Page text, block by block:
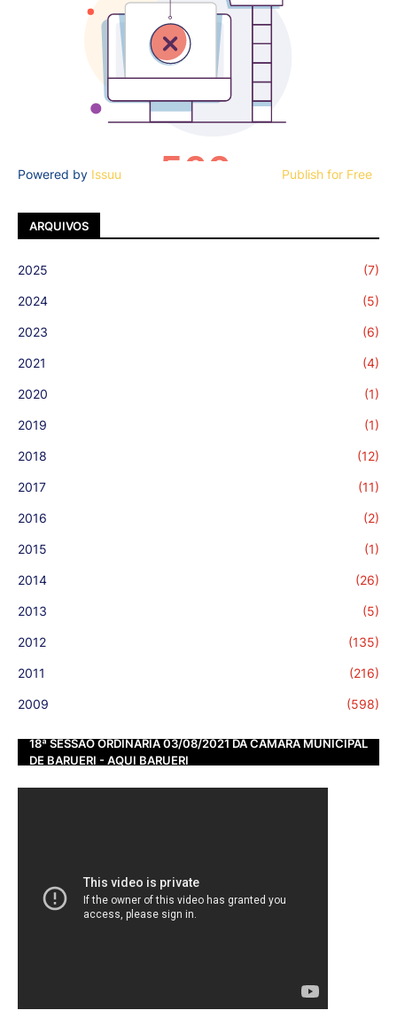
Powered by Issuu Publish for Free
ARQUIVOS
2025 (7)
2024 (5)
2023 (6)
2021 (4)
2020 (1)
2019 (1)
2018 (12)
2017 (11)
2016 (2)
2015 (1)
2014 (26)
2013 (5)
2012 (135)
2011 (216)
2009 (598)
18ª SESSÃO ORDINÁRIA 03/08/2021 DA CÂMARA MUNICIPAL
DE BARUERI - AQUI BARUERI